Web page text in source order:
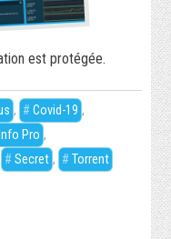
est protégée.
, Covid-19 ,
Pro ,
Secret , Torrent